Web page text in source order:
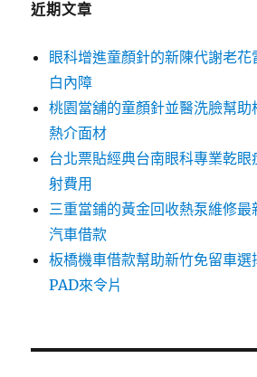
近期文章
眼科增進童顏針的新陳代謝老
白內障
桃園當舖的童顏針並醫洗臉幫
熱介面材
台北票貼經典台南眼科專業乾眼
射費用
三重當鋪的黃金回收熱泵維修最
汽車借款
板橋機車借款幫助新竹免留車
PAD來令片